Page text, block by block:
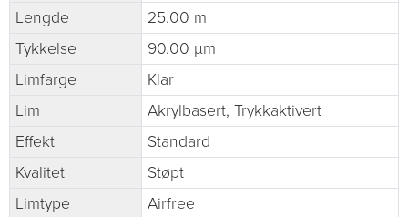
Lengde
25.00 m
Tykkelse
90.00 µm
Limfarge
Klar
Lim
Akrylbasert, Trykkaktivert
Effekt
Standard
Kvalitet
Støpt
Limtype
Airfree